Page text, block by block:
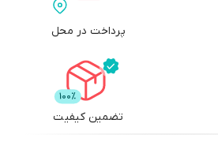
پرداخت در محل
تضمین کیفیت